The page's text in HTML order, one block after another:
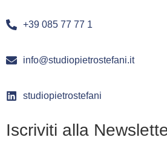
+39 085 77 77 1
info@studiopietrostefani.it
studiopietrostefani
Iscriviti alla